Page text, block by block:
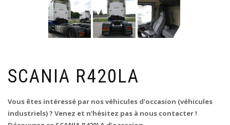
SCANIA R420LA
Vous êtes intéressé par nos véhicules d’occasion (véhicules
industriels) ? Venez et n’hésitez pas à nous contacter !